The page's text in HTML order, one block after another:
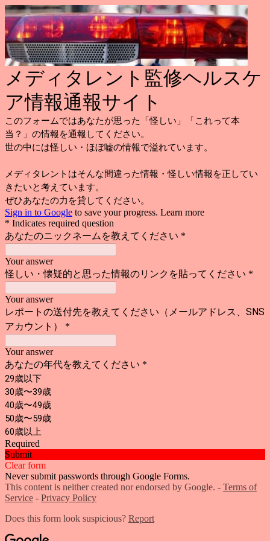
メディタレント監修ヘルスケ
ア情報通報サイト
このフォームではあなたが思った「怪しい」「これって本
当？」の情報を通報してください。
世の中には怪しい・ほぼ嘘の情報で溢れています。
メディタレントはそんな間違った情報・怪しい情報を正してい
きたいと考えています。
ぜひあなたの力を貸してください。
Sign in to Google to save your progress. Learn more
* Indicates required question
あなたのニックネームを教えてください *
Your answer
怪しい・懐疑的と思った情報のリンクを貼ってください *
Your answer
レポートの送付先を教えてください（メールアドレス、SNS
アカウント）
*
Your answer
あなたの年代を教えてください *
29歳以下
30歳〜39歳
40歳〜49歳
50歳〜59歳
60歳以上
Required
Submit
Clear form
Never submit passwords through Google Forms.
This content is neither created nor endorsed by Google. - Terms of
Service - Privacy Policy
Does this form look suspicious? Report